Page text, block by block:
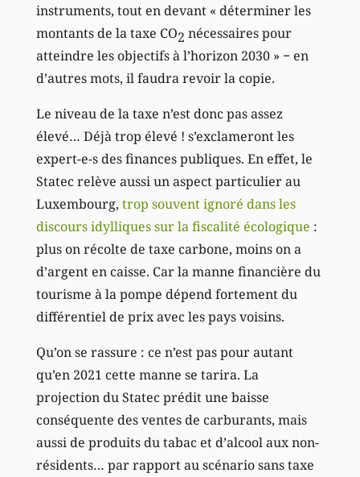
instruments, tout en devant « déterminer les
montants de la taxe CO2 nécessaires pour
atteindre les objectifs à l’horizon 2030 » − en
d’autres mots, il faudra revoir la copie.
Le niveau de la taxe n’est donc pas assez
élevé… Déjà trop élevé ! s’exclameront les
expert-e-s des finances publiques. En effet, le
Statec relève aussi un aspect particulier au
Luxembourg, trop souvent ignoré dans les
discours idylliques sur la fiscalité écologique :
plus on récolte de taxe carbone, moins on a
d’argent en caisse. Car la manne financière du
tourisme à la pompe dépend fortement du
différentiel de prix avec les pays voisins.
Qu’on se rassure : ce n’est pas pour autant
qu’en 2021 cette manne se tarira. La
projection du Statec prédit une baisse
conséquente des ventes de carburants, mais
aussi de produits du tabac et d’alcool aux non-
résidents… par rapport au scénario sans taxe